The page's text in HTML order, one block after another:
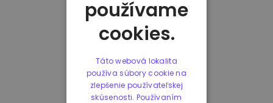
používame
cookies.
Táto webová lokalita
používa súbory cookie na
zlepšenie používateľskej
skúsenosti. Používaním